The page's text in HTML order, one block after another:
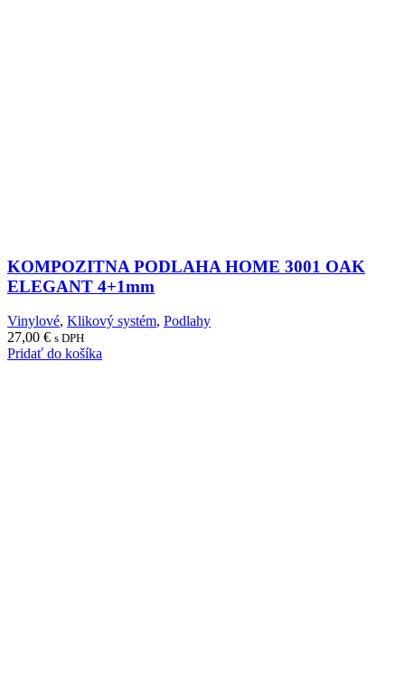
KOMPOZITNA PODLAHA HOME 3001 OAK
ELEGANT 4+1mm
Vinylové, Klikový systém, Podlahy
27,00 € s DPH
Pridať do košíka